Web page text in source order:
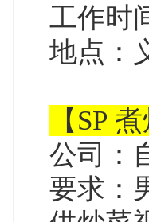
工作时
地点：
【SP
公司：
要求：